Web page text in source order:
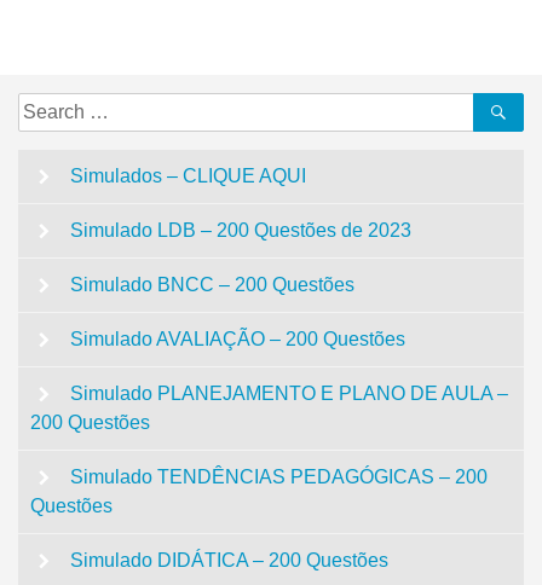
Search
for:
Simulados – CLIQUE AQUI
Simulado LDB – 200 Questões de 2023
Simulado BNCC – 200 Questões
Simulado AVALIAÇÃO – 200 Questões
Simulado PLANEJAMENTO E PLANO DE AULA –
200 Questões
Simulado TENDÊNCIAS PEDAGÓGICAS – 200
Questões
Simulado DIDÁTICA – 200 Questões